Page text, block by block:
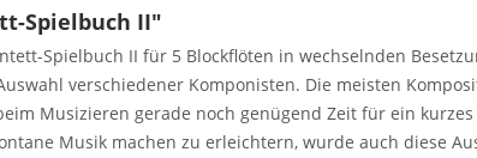
Spielbuch II"
Spielbuch II für 5 Blockflöten in wechselnden
verschiedener Komponisten. Die meisten
Musizieren gerade noch genügend Zeit für ein
Musik machen zu erleichtern, wurde auch diese